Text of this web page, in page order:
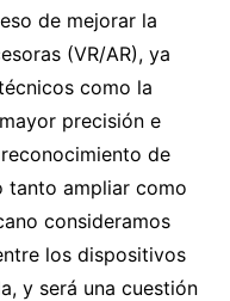
de mejorar la
(VR/AR), ya
como la
precisión e
de
tanto ampliar como
consideramos
los dispositivos
y será una cuestión